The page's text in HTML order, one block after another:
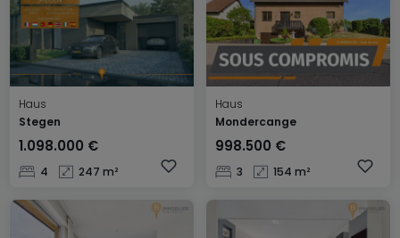
Haus
Stegen
1.098.000 €
4 247 m²
Haus
Mondercange
998.500 €
3 154 m²